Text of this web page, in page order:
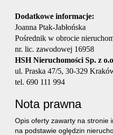
Dodatkowe informacje:
Joanna Ptak-Jabłońska
Pośrednik w obrocie
nr. lic. zawodowej 16958
HSH Nieruchomości Sp. z
ul. Praska 47/5, 30-329
tel. 690 111 994
Nota prawna
Opis oferty zawarty na stronie
na podstawie oględzin